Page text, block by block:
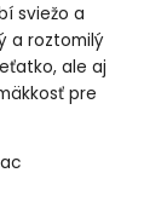
sviežo a
a roztomilý
ale aj
pre